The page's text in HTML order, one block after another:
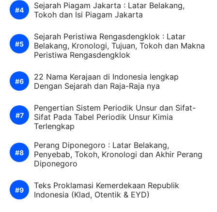
Sejarah Piagam Jakarta : Latar Belakang,
Tokoh dan Isi Piagam Jakarta
Sejarah Peristiwa Rengasdengklok : Latar
Belakang, Kronologi, Tujuan, Tokoh dan Makna
Peristiwa Rengasdengklok
22 Nama Kerajaan di Indonesia lengkap
Dengan Sejarah dan Raja-Raja nya
Pengertian Sistem Periodik Unsur dan Sifat-
Sifat Pada Tabel Periodik Unsur Kimia
Terlengkap
Perang Diponegoro : Latar Belakang,
Penyebab, Tokoh, Kronologi dan Akhir Perang
Diponegoro
Teks Proklamasi Kemerdekaan Republik
Indonesia (Klad, Otentik & EYD)